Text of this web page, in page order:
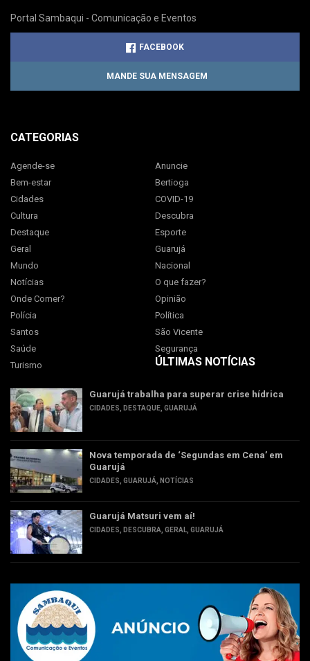
Portal Sambaqui - Comunicação e Eventos
FACEBOOK
MANDE SUA MENSAGEM
CATEGORIAS
Agende-se
Anuncie
Bem-estar
Bertioga
Cidades
COVID-19
Cultura
Descubra
Destaque
Esporte
Geral
Guarujá
Mundo
Nacional
Notícias
O que fazer?
Onde Comer?
Opinião
Polícia
Política
Santos
São Vicente
Saúde
Segurança
Turismo
ÚLTIMAS NOTÍCIAS
Guarujá trabalha para superar crise hídrica
CIDADES DESTAQUE GUARUJÁ
Nova temporada de ‘Segundas em Cena’ em
Guarujá
CIDADES GUARUJÁ NOTÍCIAS
Guarujá Matsuri vem aí!
CIDADES DESCUBRA GERAL GUARUJÁ